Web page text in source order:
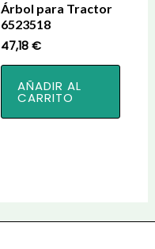
Árbol para Tractor
6523518
47,18€
AÑADIR AL
CARRITO